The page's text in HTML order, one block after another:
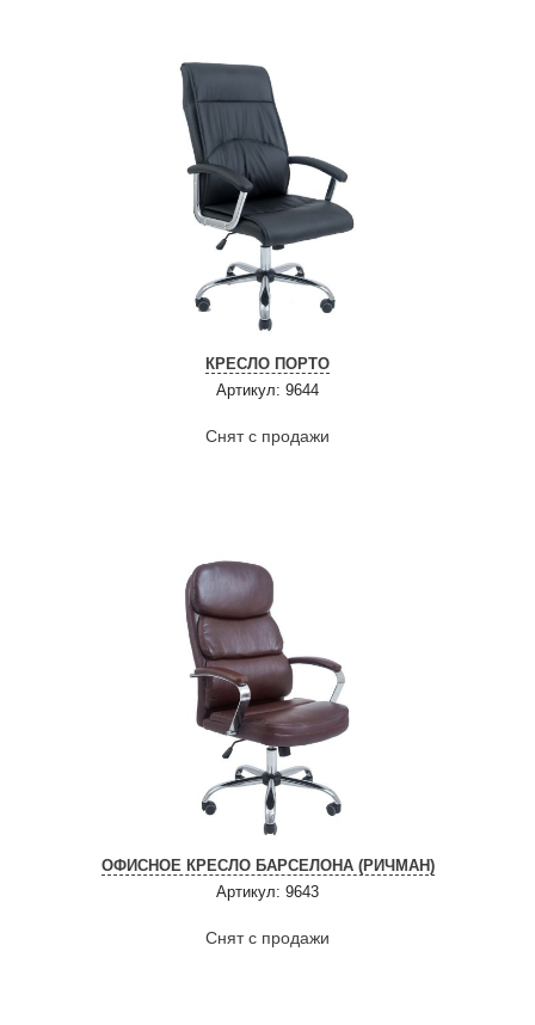
КРЕСЛО ПОРТО
Артикул: 9644
Снят с продажи
ОФИСНОЕ КРЕСЛО БАРСЕЛОНА (РИЧМАН)
Артикул: 9643
Снят с продажи